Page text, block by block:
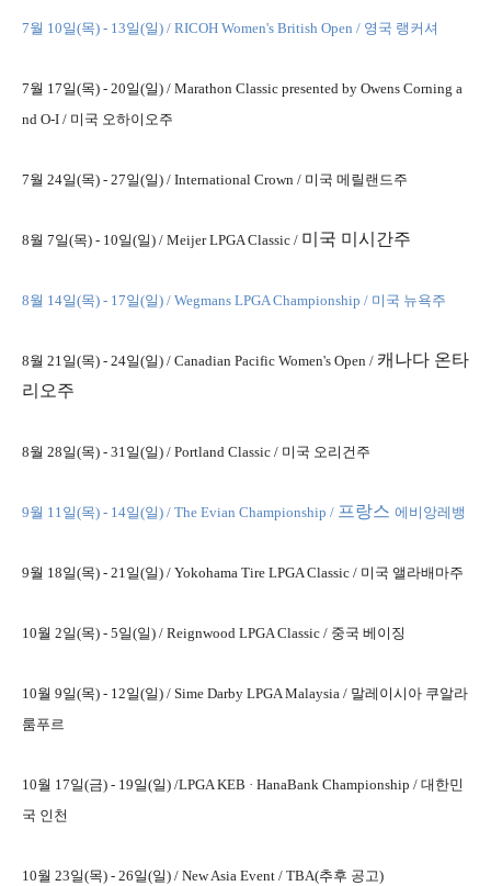
7월 10일(목) - 13일(일) / RICOH Women's British Open / 영국 랭커셔
7월 17일(목) - 20일(일) / Marathon Classic presented by Owens Corning a
nd O-I / 미국 오하이오주
7월 24일(목) - 27일(일) / International Crown / 미국 메릴랜드주
8월 7일(목) - 10일(일) / Meijer LPGA Classic / 미국 미시간주
8월 14일(목) - 17일(일) / Wegmans LPGA Championship / 미국 뉴욕주
8월 21일(목) - 24일(일) / Canadian Pacific Women's Open / 캐나다 온타
리오주
8월 28일(목) - 31일(일) / Portland Classic / 미국 오리건주
9월 11일(목) - 14일(일) / The Evian Championship / 프랑스 에비앙레뱅
9월 18일(목) - 21일(일) / Yokohama Tire LPGA Classic / 미국 앨라배마주
10월 2일(목) - 5일(일) / Reignwood LPGA Classic / 중국 베이징
10월 9일(목) - 12일(일) / Sime Darby LPGA Malaysia / 말레이시아 쿠알라
룸푸르
10월 17일(금) - 19일(일) /LPGA KEB · HanaBank Championship / 대한민
국 인천
10월 23일(목) - 26일(일) / New Asia Event / TBA(추후 공고)